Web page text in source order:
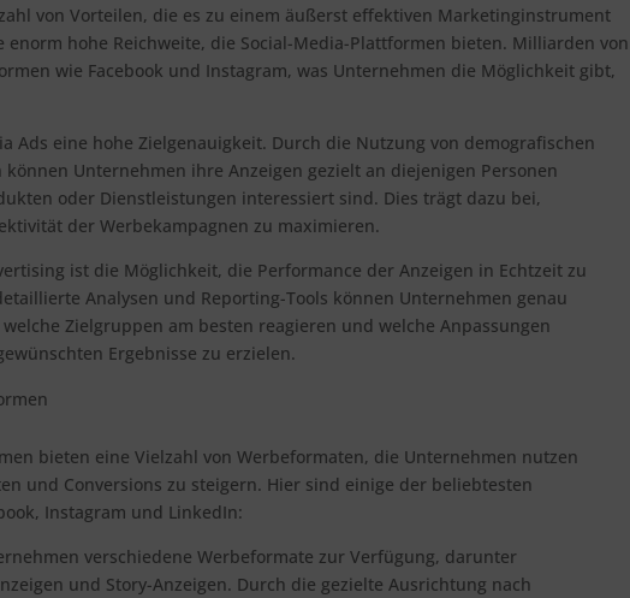
von Vorteilen, die es zu einem äußerst effektiven Marketinginstrument
hohe Reichweite, die Social-Media-Plattformen bieten. Milliarden von
wie Facebook und Instagram, was Unternehmen die Möglichkeit gibt,
Ads eine hohe Zielgenauigkeit. Durch die Nutzung von demografischen
Unternehmen ihre Anzeigen gezielt an diejenigen Personen
oder Dienstleistungen interessiert sind. Dies trägt dazu bei,
der Werbekampagnen zu maximieren.
ist die Möglichkeit, die Performance der Anzeigen in Echtzeit zu
Analysen und Reporting-Tools können Unternehmen genau
Zielgruppen am besten reagieren und welche Anpassungen
Ergebnisse zu erzielen.
bieten eine Vielzahl von Werbeformaten, die Unternehmen nutzen
und Conversions zu steigern. Hier sind einige der beliebtesten
Instagram und LinkedIn:
verschiedene Werbeformate zur Verfügung, darunter
und Story-Anzeigen. Durch die gezielte Ausrichtung nach